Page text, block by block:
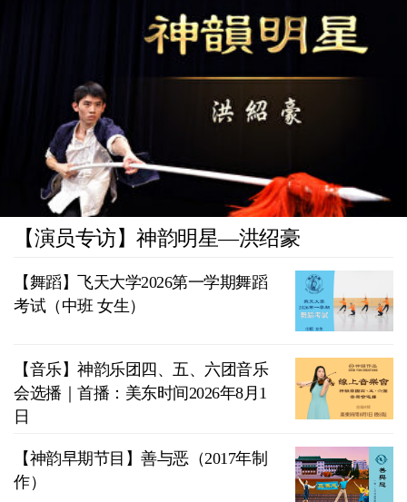
【演员专访】神韵明星—洪绍豪
【舞蹈】飞天大学2026第一学期舞蹈
考试（中班 女生）
【音乐】神韵乐团四、五、六团音乐
会选播｜首播：美东时间2026年8月1
日
【神韵早期节目】善与恶（2017年制
作）